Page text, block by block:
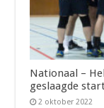
Nationaal –
geslaagde
2 oktober 2022